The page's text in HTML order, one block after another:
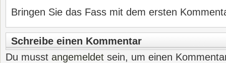
Bringen Sie das Fass mit dem ersten
Schreibe einen Kommentar
Du musst angemeldet sein, um einen